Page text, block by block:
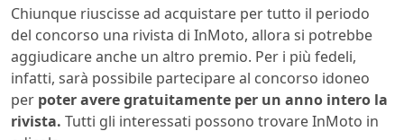
Chiunque riuscisse ad acquistare per tutto il periodo
del concorso una rivista di InMoto, allora si potrebbe
aggiudicare anche un altro premio. Per i più fedeli,
infatti, sarà possibile partecipare al concorso idoneo
per poter avere gratuitamente per un anno intero la
rivista. Tutti gli interessati possono trovare InMoto in